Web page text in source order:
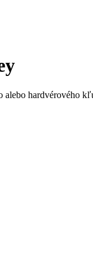
alebo hardvérového